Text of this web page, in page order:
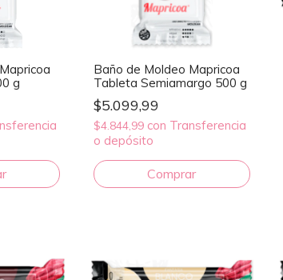
g
Baño de Moldeo Mapricoa
Tableta Semiamargo 500 g
$5.099,99
$4.844,99 con Transferencia
o depósito